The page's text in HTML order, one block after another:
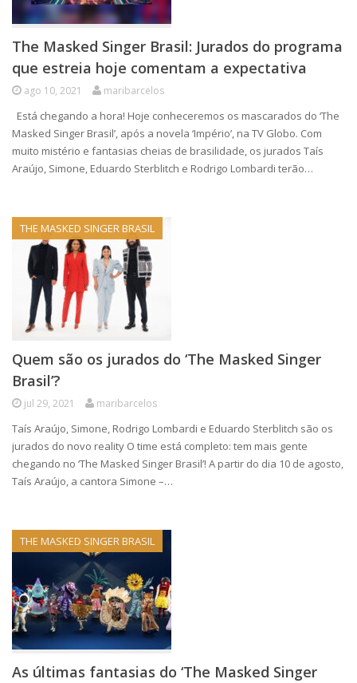
The Masked Singer Brasil: Jurados do programa
que estreia hoje comentam a expectativa
ago 10, 2021 maribarcelos
Está chegando a hora! Hoje conheceremos os mascarados do ‘The
Masked Singer Brasil’, após a novela ‘Império’, na TV Globo. Com
muito mistério e fantasias cheias de brasilidade, os jurados Taís
Araújo, Simone, Eduardo Sterblitch e Rodrigo Lombardi terão…
THE MASKED SINGER BRASIL
Quem são os jurados do ‘The Masked Singer
Brasil’?
jul 29, 2021 maribarcelos
Taís Araújo, Simone, Rodrigo Lombardi e Eduardo Sterblitch são os
jurados do novo reality O time está completo: tem mais gente
chegando no ‘The Masked Singer Brasil’! A partir do dia 10 de agosto,
Taís Araújo, a cantora Simone –…
THE MASKED SINGER BRASIL
As últimas fantasias do ‘The Masked Singer